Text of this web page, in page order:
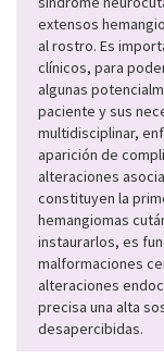
extensos
al rostro. Es
clínicos, para
algunas
paciente y sus
multidisciplinar,
aparición de
alteraciones
constituyen la
hemangiomas
instaurarlos, es
malformaciones
alteraciones
precisa una alta
desapercibidas.